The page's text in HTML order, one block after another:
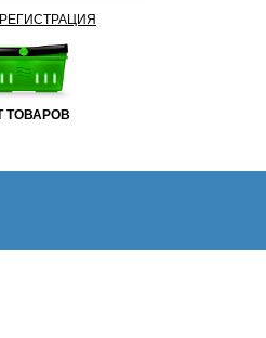
РЕГИСТРАЦИЯ
ТОВАРОВ